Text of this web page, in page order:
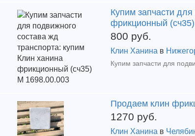
Купим запчасти
фрикционный
800 руб.
Клин Ханина в
Продаем клин
1270 руб.
Клин Ханина в